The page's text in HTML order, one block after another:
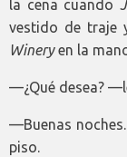
la cena cuando
vestido de traje
Wineryen la
—¿Qué desea?
—Buenas
piso.